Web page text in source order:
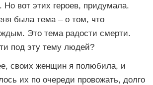
вот этих героев, придумала.
была тема – о том, что
Это тема радости смерти.
под эту тему людей?
своих женщин я полюбила, и
их по очереди провожать, долго